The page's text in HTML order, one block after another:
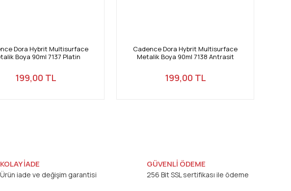
Dora Hybrit Multisurface
Boya 90ml 7137 Platin
199,00 TL
Cadence Dora Hybrit Multisurface
Metalik Boya 90ml 7138 Antrasit
199,00 TL
KOLAY İADE
Ürün iade ve değişim garantisi
GÜVENLİ ÖDEME
256 Bit SSL sertifikası ile ödeme